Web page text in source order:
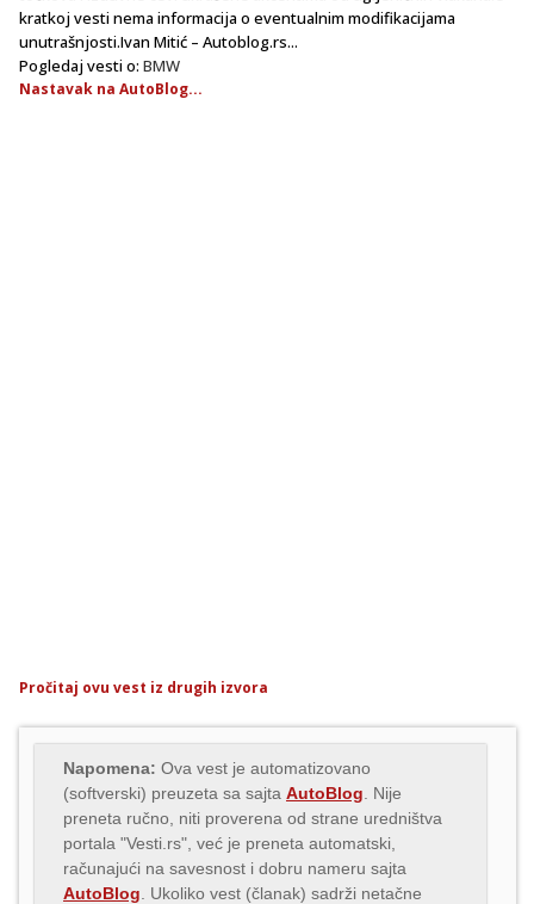
kratkoj vesti nema informacija o eventualnim modifikacijama
unutrašnjosti.Ivan Mitić – Autoblog.rs...
Pogledaj vesti o: BMW
Nastavak na AutoBlog...
Pročitaj ovu vest iz drugih izvora
Napomena: Ova vest je automatizovano
(softverski) preuzeta sa sajta AutoBlog . Nije
preneta ručno, niti proverena od strane uredništva
portala "Vesti.rs", već je preneta automatski,
računajući na savesnost i dobru nameru sajta
AutoBlog . Ukoliko vest (članak) sadrži netačne